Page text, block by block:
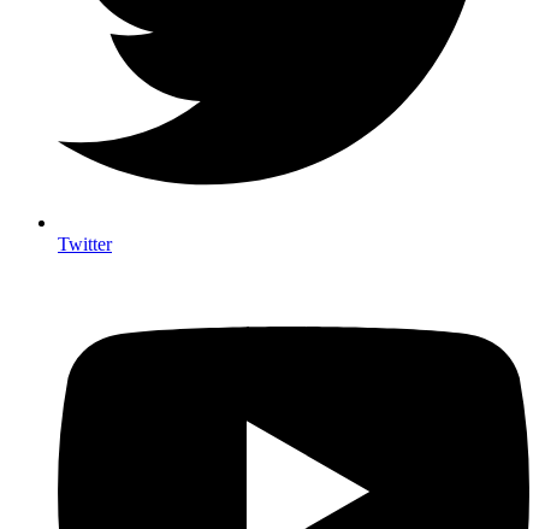
Twitter